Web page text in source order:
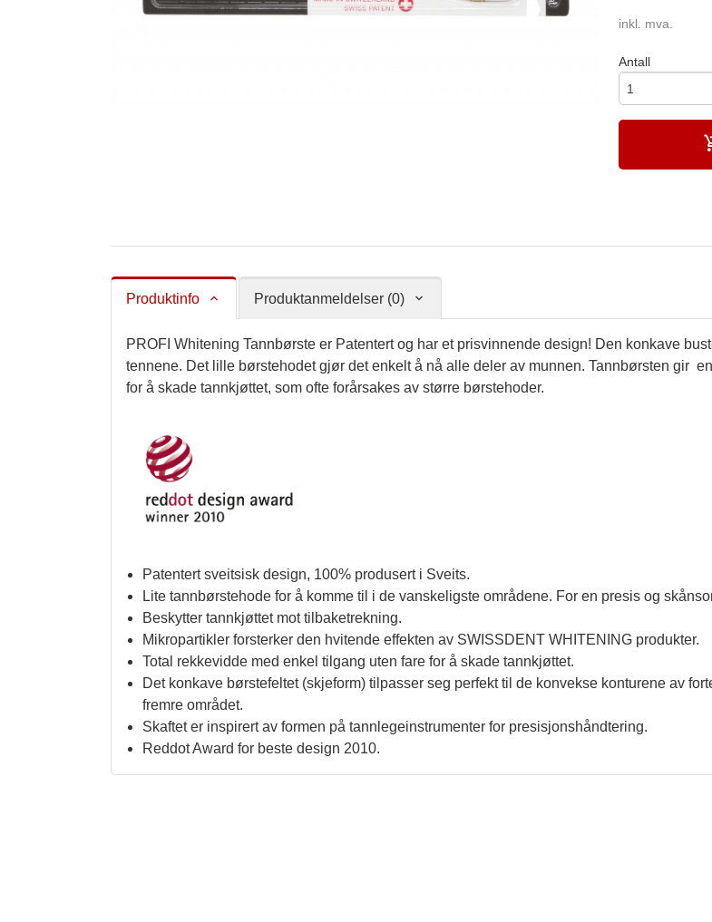
inkl. mva.
Antall
Produktinfo Produktanmeldelser (0)
PROFI Whitening Tannbørste er Patentert og har et prisvinnende design! Den konkave
tennene. Det lille børstehodet gjør det enkelt å nå alle deler av munnen. Tannbørsten gir
for å skade tannkjøttet, som ofte forårsakes av større børstehoder.
Patentert sveitsisk design, 100% produsert i Sveits.
Lite tannbørstehode for å komme til i de vanskeligste områdene. For en presis og
Beskytter tannkjøttet mot tilbaketrekning.
Mikropartikler forsterker den hvitende effekten av SWISSDENT WHITENING produkter.
Total rekkevidde med enkel tilgang uten fare for å skade tannkjøttet.
Det konkave børstefeltet (skjeform) tilpasser seg perfekt til de konvekse konturene av
fremre området.
Skaftet er inspirert av formen på tannlegeinstrumenter for presisjonshåndtering.
Reddot Award for beste design 2010.